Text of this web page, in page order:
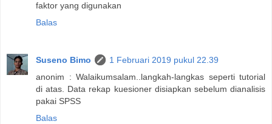
faktor yang digunakan
Balas
Suseno Bimo
1 Februari 2019 pukul 22.39
anonim : Walaikumsalam..langkah-langkas seperti tutorial
di atas. Data rekap kuesioner disiapkan sebelum dianalisis
pakai SPSS
Balas